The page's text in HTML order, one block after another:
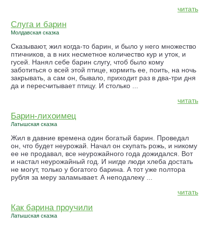
читать
Слуга и барин
Молдавская сказка
Сказывают, жил когда-то барин, и было у него множество
птичников, а в них несметное количество кур и уток, и
гусей. Нанял себе барин слугу, чтоб было кому
заботиться о всей этой птице, кормить ее, поить, на ночь
закрывать, а сам он, бывало, приходит раз в два-три дня
да и пересчитывает птицу. И столько ...
читать
Барин-лихоимец
Латышская сказка
Жил в давние времена один богатый барин. Проведал
он, что будет неурожай. Начал он скупать рожь, и никому
ее не продавал, все неурожайного года дожидался. Вот
и настал неурожайный год. И нигде люди хлеба достать
не могут, только у богатого барина. А тот уже полтора
рубля за меру заламывает. А неподалеку ...
читать
Как барина проучили
Латышская сказка